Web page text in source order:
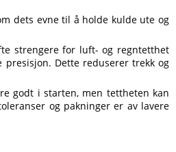
dets evne til å holde kulde ute og
strengere for luft- og regntetthet
presisjon. Dette reduserer trekk og
godt i starten, men tettheten kan
og pakninger er av lavere